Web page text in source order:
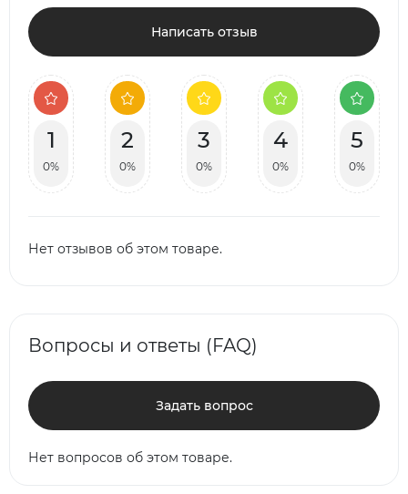
Написать отзыв
1
0%
2
0%
3
0%
4
0%
5
0%
Нет отзывов об этом товаре.
Вопросы и ответы (FAQ)
Задать вопрос
Нет вопросов об этом товаре.